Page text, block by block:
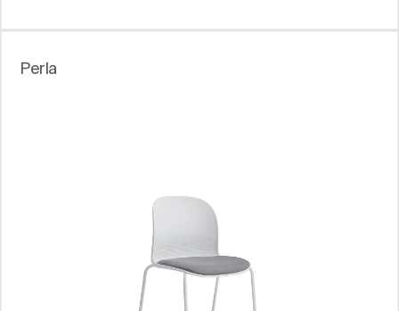
Perla